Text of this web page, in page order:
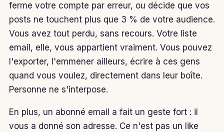
ferme votre compte par erreur, ou décide que vos
posts ne touchent plus que 3 % de votre audience.
Vous avez tout perdu, sans recours. Votre liste
email, elle, vous appartient vraiment. Vous pouvez
l'exporter, l'emmener ailleurs, écrire à ces gens
quand vous voulez, directement dans leur boîte.
Personne ne s'interpose.
En plus, un abonné email a fait un geste fort : il
vous a donné son adresse. Ce n'est pas un like